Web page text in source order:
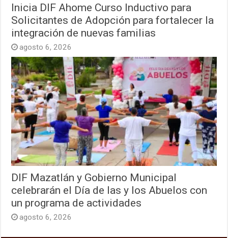
Inicia DIF Ahome Curso Inductivo para
Solicitantes de Adopción para fortalecer la
integración de nuevas familias
agosto 6, 2026
DIF Mazatlán y Gobierno Municipal
celebrarán el Día de las y los Abuelos con
un programa de actividades
agosto 6, 2026